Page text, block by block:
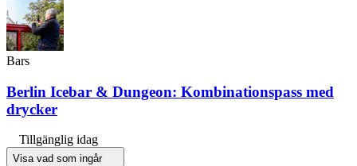
Bars
Berlin Icebar & Dungeon: Kombinationspass med
drycker
Tillgänglig idag
Visa vad som ingår